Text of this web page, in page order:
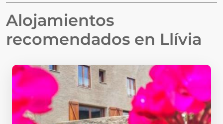
Alojamientos
recomendados en Llívia